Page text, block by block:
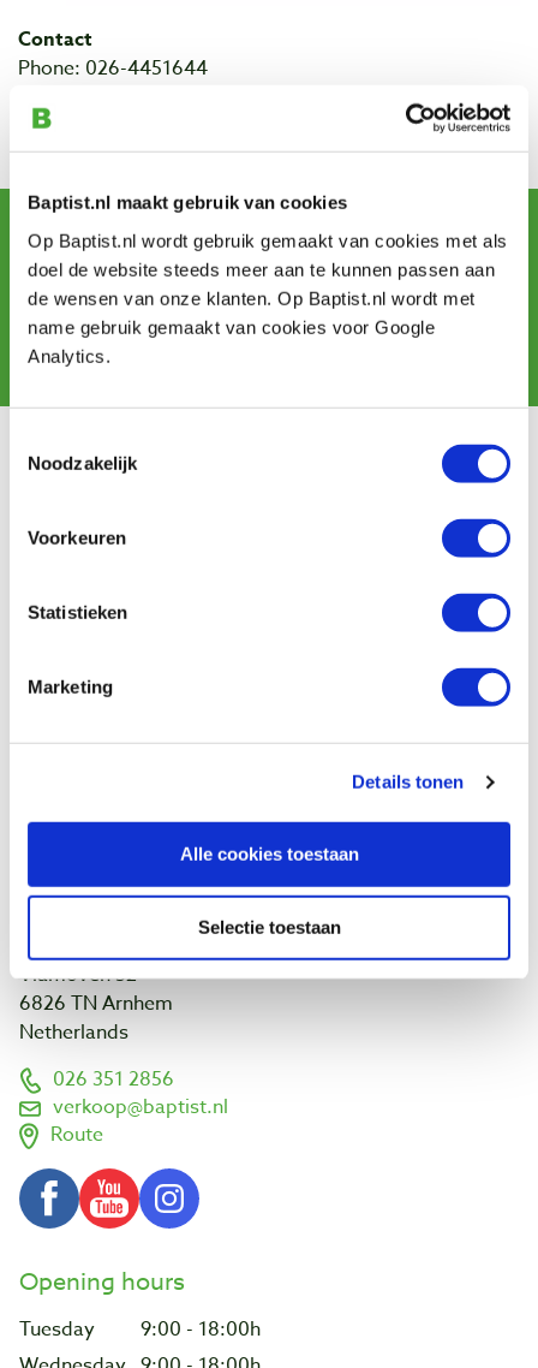
Baptist.nl maakt gebruik van cookies
Op Baptist.nl wordt gebruik gemaakt van cookies met als
doel de website steeds meer aan te kunnen passen aan
de wensen van onze klanten. Op Baptist.nl wordt met
name gebruik gemaakt van cookies voor Google
Analytics.
Noodzakelijk
Voorkeuren
Statistieken
Marketing
Details tonen
Alle cookies toestaan
Selectie toestaan
Contact
Phone: 026-4451644
City: Arnhem
Sign up for our newsletter
and receive offers, new products and tips.
Customer service
Payment
Our shop
NOEST
Links and addresses
Customer projects
Vlamoven 32
6826 TN Arnhem
Netherlands
026 351 2856
verkoop@baptist.nl
Route
Opening hours
Tuesday
9:00 - 18:00h